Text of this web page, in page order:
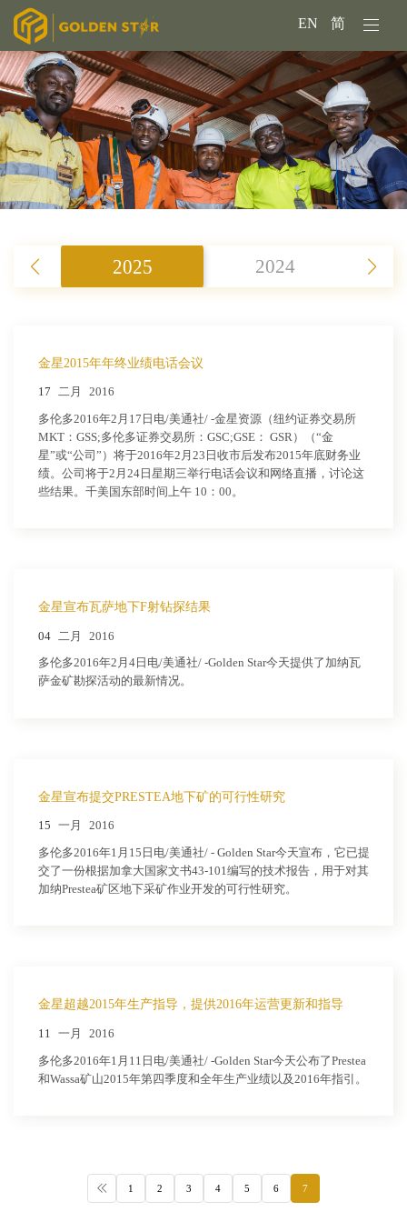
EN 简
2025 2024
金星2015年年终业绩电话会议
17 二月 2016
多伦多2016年2月17日电/美通社/ -金星资源（纽约证券交易所
MKT：GSS;多伦多证券交易所：GSC;GSE： GSR）（“金
星”或“公司”）将于2016年2月23日收市后发布2015年底财务业
绩。公司将于2月24日星期三举行电话会议和网络直播，讨论这
些结果。千美国东部时间上午 10：00。
金星宣布瓦萨地下F射钻探结果
04 二月 2016
多伦多2016年2月4日电/美通社/ -Golden Star今天提供了加纳瓦
萨金矿勘探活动的最新情况。
金星宣布提交PRESTEA地下矿的可行性研究
15 一月 2016
多伦多2016年1月15日电/美通社/ - Golden Star今天宣布，它已提
交了一份根据加拿大国家文书43-101编写的技术报告，用于对其
加纳Prestea矿区地下采矿作业开发的可行性研究。
金星超越2015年生产指导，提供2016年运营更新和指导
11 一月 2016
多伦多2016年1月11日电/美通社/ -Golden Star今天公布了Prestea
和Wassa矿山2015年第四季度和全年生产业绩以及2016年指引。
1 2 3 4 5 6 7